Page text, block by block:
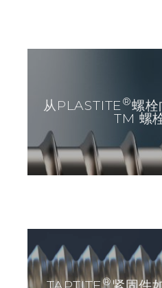
从PLASTITE®螺
TM 螺
®